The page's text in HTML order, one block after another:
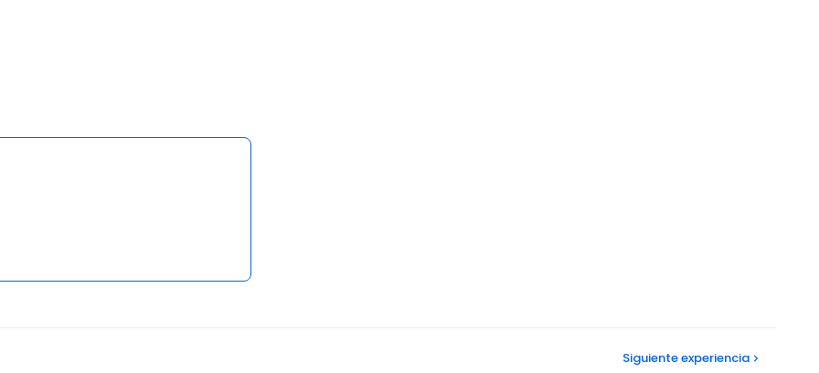
Siguienteexperiencia